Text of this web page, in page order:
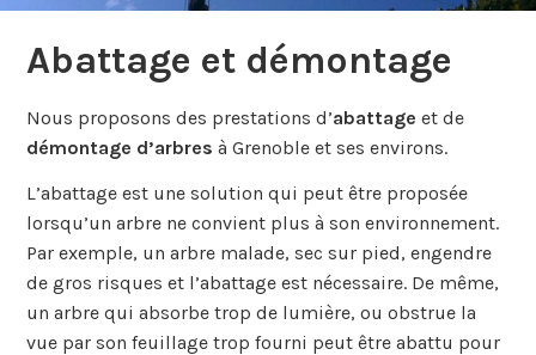
Abattage et démontage
Nous proposons des prestations d’abattage et de
démontage d’arbres à Grenoble et ses environs.
L’abattage est une solution qui peut être proposée
lorsqu’un arbre ne convient plus à son environnement.
Par exemple, un arbre malade, sec sur pied, engendre
de gros risques et l’abattage est nécessaire. De même,
un arbre qui absorbe trop de lumière, ou obstrue la
vue par son feuillage trop fourni peut être abattu pour